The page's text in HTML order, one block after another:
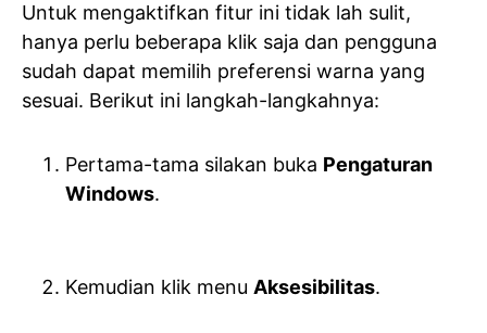
Untuk mengaktifkan fitur ini tidak lah sulit,
hanya perlu beberapa klik saja dan pengguna
sudah dapat memilih preferensi warna yang
sesuai. Berikut ini langkah-langkahnya:
Pertama-tama silakan buka Pengaturan
Windows.
Kemudian klik menu Aksesibilitas.